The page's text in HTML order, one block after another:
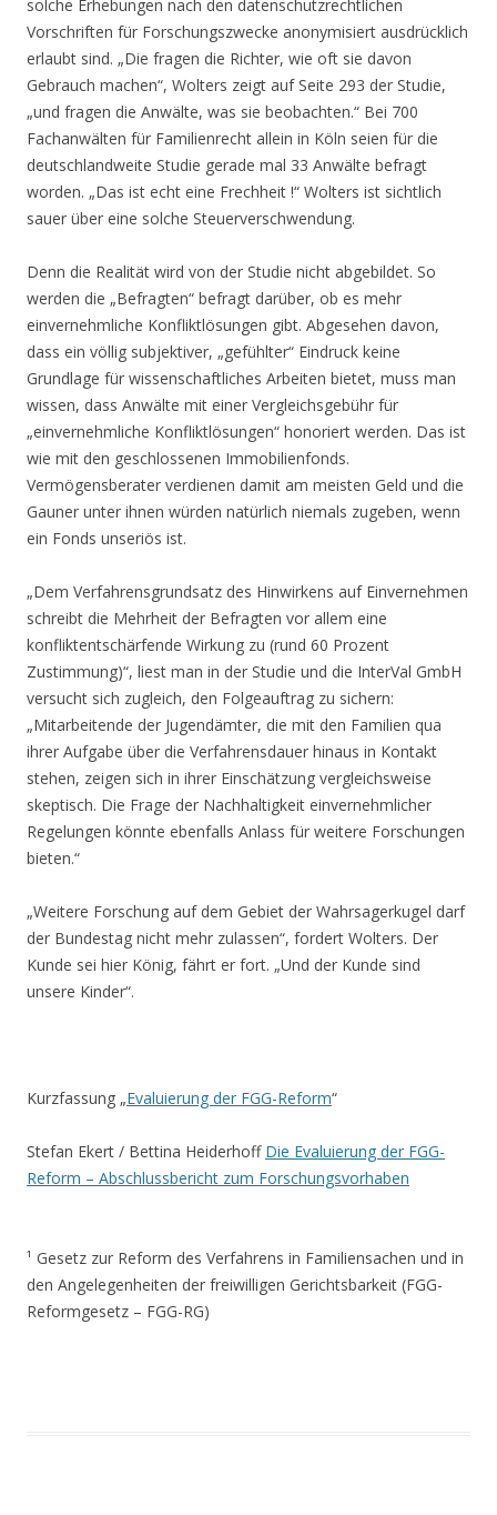
solche Erhebungen nach den datenschutzrechtlichen
Vorschriften für Forschungszwecke anonymisiert ausdrücklich
erlaubt sind. „Die fragen die Richter, wie oft sie davon
Gebrauch machen“, Wolters zeigt auf Seite 293 der Studie,
„und fragen die Anwälte, was sie beobachten.“ Bei 700
Fachanwälten für Familienrecht allein in Köln seien für die
deutschlandweite Studie gerade mal 33 Anwälte befragt
worden. „Das ist echt eine Frechheit !“ Wolters ist sichtlich
sauer über eine solche Steuerverschwendung.
Denn die Realität wird von der Studie nicht abgebildet. So
werden die „Befragten“ befragt darüber, ob es mehr
einvernehmliche Konfliktlösungen gibt. Abgesehen davon,
dass ein völlig subjektiver, „gefühlter“ Eindruck keine
Grundlage für wissenschaftliches Arbeiten bietet, muss man
wissen, dass Anwälte mit einer Vergleichsgebühr für
„einvernehmliche Konfliktlösungen“ honoriert werden. Das ist
wie mit den geschlossenen Immobilienfonds.
Vermögensberater verdienen damit am meisten Geld und die
Gauner unter ihnen würden natürlich niemals zugeben, wenn
ein Fonds unseriös ist.
„Dem Verfahrensgrundsatz des Hinwirkens auf Einvernehmen
schreibt die Mehrheit der Befragten vor allem eine
konfliktentschärfende Wirkung zu (rund 60 Prozent
Zustimmung)“, liest man in der Studie und die InterVal GmbH
versucht sich zugleich, den Folgeauftrag zu sichern:
„Mitarbeitende der Jugendämter, die mit den Familien qua
ihrer Aufgabe über die Verfahrensdauer hinaus in Kontakt
stehen, zeigen sich in ihrer Einschätzung vergleichsweise
skeptisch. Die Frage der Nachhaltigkeit einvernehmlicher
Regelungen könnte ebenfalls Anlass für weitere Forschungen
bieten.“
„Weitere Forschung auf dem Gebiet der Wahrsagerkugel darf
der Bundestag nicht mehr zulassen“, fordert Wolters. Der
Kunde sei hier König, fährt er fort. „Und der Kunde sind
unsere Kinder“.
Kurzfassung „Evaluierung der FGG-Reform“
Stefan Ekert / Bettina Heiderhoff Die Evaluierung der FGG-
Reform – Abschlussbericht zum Forschungsvorhaben
¹ Gesetz zur Reform des Verfahrens in Familiensachen und in
den Angelegenheiten der freiwilligen Gerichtsbarkeit (FGG-
Reformgesetz – FGG-RG)